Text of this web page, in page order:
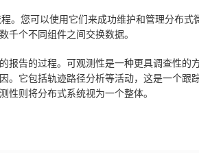
。您可以使用它们来成功维护和管理分布式
千个不同组件之间交换数据。
报告的过程。可观测性是一种更具调查性的
。它包括轨迹路径分析等活动，这是一个跟
性则将分布式系统视为一个整体。